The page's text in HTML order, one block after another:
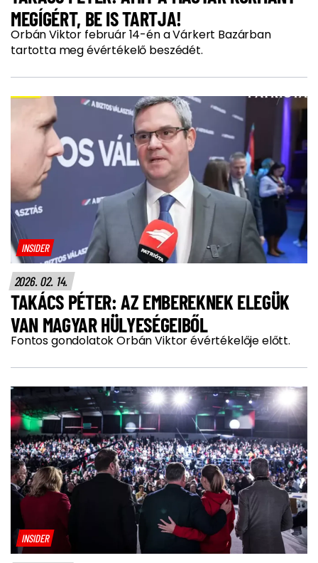
MEGÍGÉRT, BE IS TARTJA!
Orbán Viktor február 14-én a Várkert Bazárban
tartotta meg évértékelő beszédét.
INSIDER
2026. 02. 14.
TAKÁCS PÉTER: AZ EMBEREKNEK ELEGÜK
VAN MAGYAR HÜLYESÉGEIBŐL
Fontos gondolatok Orbán Viktor évértékelője előtt.
INSIDER